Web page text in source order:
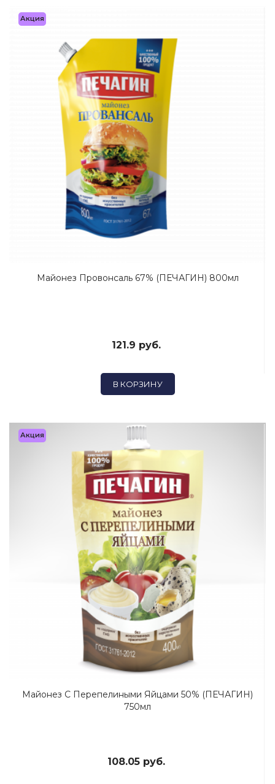
Акция
Майонез Провонсаль 67% (ПЕЧАГИН) 800мл
121.9 руб.
В КОРЗИНУ
Акция
Майонез С Перепелиными Яйцами 50% (ПЕЧАГИН)
750мл
108.05 руб.